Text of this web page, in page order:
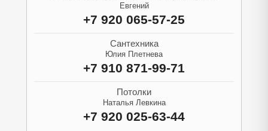
Евгений
+7 920 065-57-25
Сантехника
Юлия Плетнева
+7 910 871-99-71
Потолки
Наталья Левкина
+7 920 025-63-44